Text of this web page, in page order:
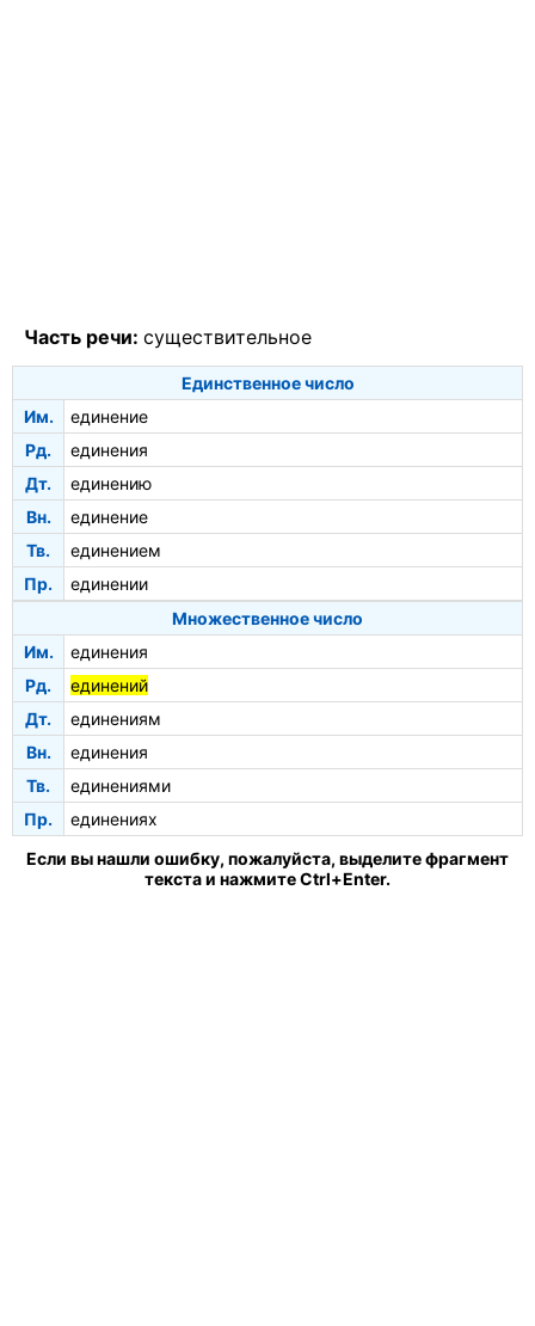
Часть речи: существительное
Единственное число
Им.
единение
Рд.
единения
Дт.
единению
Вн.
единение
Тв.
единением
Пр.
единении
Множественное число
Им.
единения
Рд.
единений
Дт.
единениям
Вн.
единения
Тв.
единениями
Пр.
единениях
Если вы нашли ошибку, пожалуйста, выделите фрагмент
текста и нажмите Ctrl+Enter.